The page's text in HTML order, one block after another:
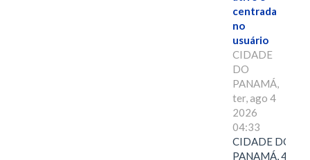
centrada
no
usuário
CIDADE
DO
PANAMÁ,
ter, ago 4
2026
04:33
CIDADE DO
PANAMÁ, 4 de